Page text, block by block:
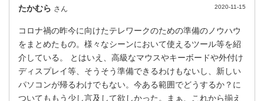
たかむら さん 2020-11-15
コロナ禍の昨今に向けたテレワークのための準備のノウハウ
をまとめたもの。様々なシーンにおいて使えるツール等を紹
介している。 とはいえ、高級なマウスやキーボードや外付け
ディスプレイ等、そうそう準備できるわけもないし、新しい
パソコンが帰るわけでもない。今ある範囲でどうするか？に
ついてももう少し言及して欲しかった。まぁ、これから揃え